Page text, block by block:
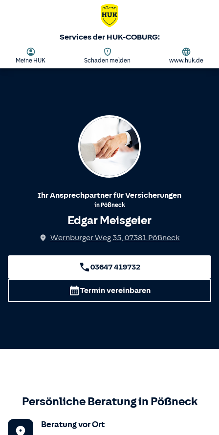
Services der HUK-COBURG:
Meine HUK Schaden melden www.huk.de
Ihr Ansprechpartner für Versicherungen
in Pößneck
Edgar Meisgeier
Wernburger Weg 35, 07381 Pößneck
03647 419732
Termin vereinbaren
Persönliche Beratung in Pößneck
Beratung vor Ort